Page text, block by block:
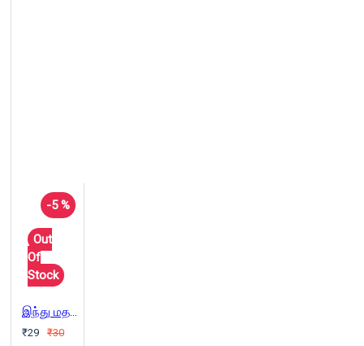
-5 %
Out
Of
Stock
இந்து மதமும் தமிழர்களும்
₹29 ₹30